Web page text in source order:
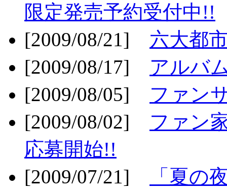
限定発売予約受付中!!
[2009/08/21] 六大都
[2009/08/17] アルバ
[2009/08/05] ファン
[2009/08/02] ファン
応募開始!!
[2009/07/21]
「夏の